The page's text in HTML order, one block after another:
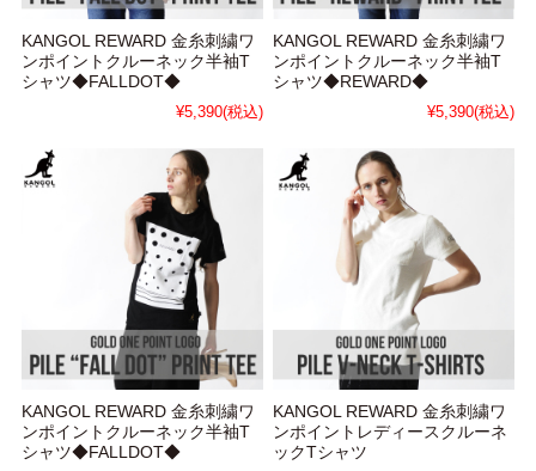
KANGOL REWARD 金糸刺繍ワ
ンポイントクルーネック半袖T
シャツ◆FALLDOT◆
¥5,390(税込)
KANGOL REWARD 金糸刺繍ワ
ンポイントクルーネック半袖T
シャツ◆REWARD◆
¥5,390(税込)
KANGOL REWARD 金糸刺繍ワ
ンポイントクルーネック半袖T
シャツ◆FALLDOT◆
KANGOL REWARD 金糸刺繍ワ
ンポイントレディースクルーネ
ックTシャツ